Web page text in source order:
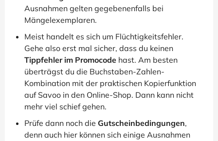
Ausnahmen gelten gegebenenfalls bei
Mängelexemplaren.
Meist handelt es sich um Flüchtigkeitsfehler.
Gehe also erst mal sicher, dass du keinen
Tippfehler im Promocode hast. Am besten
überträgst du die Buchstaben-Zahlen-
Kombination mit der praktischen Kopierfunktion
auf Savoo in den Online-Shop. Dann kann nicht
mehr viel schief gehen.
Prüfe dann noch die Gutscheinbedingungen,
denn auch hier können sich einige Ausnahmen